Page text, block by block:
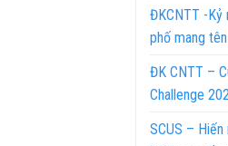
ĐKCNTT -Kỷ
phố mang
ĐK CNTT –
Challenge
SCUS –